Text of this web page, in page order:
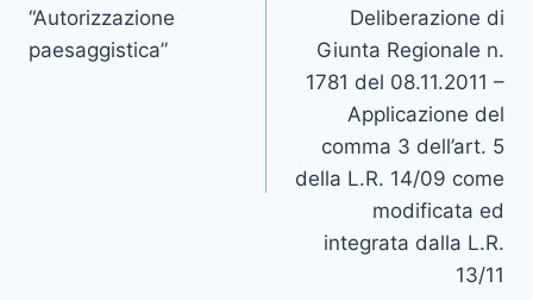
“Autorizzazione
paesaggistica”
Deliberazione di
Giunta Regionale n.
1781 del 08.11.2011 –
Applicazione del
comma 3 dell’art. 5
della L.R. 14/09 come
modificata ed
integrata dalla L.R.
13/11